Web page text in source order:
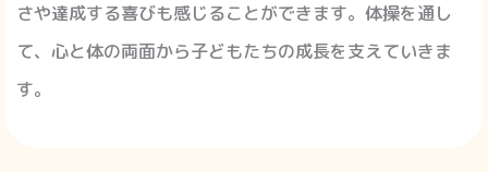
さや達成する喜びも感じることができます。 体操を通し
て、心と体の両面から子どもたちの成長を支えていきま
す。